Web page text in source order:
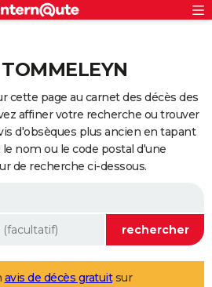
cette page au carnet des décès des
affiner votre recherche ou trouver
d'obsèques plus ancien en tapant
nom ou le code postal d'une
de recherche ci-dessous.
avis de décès gratuitsur